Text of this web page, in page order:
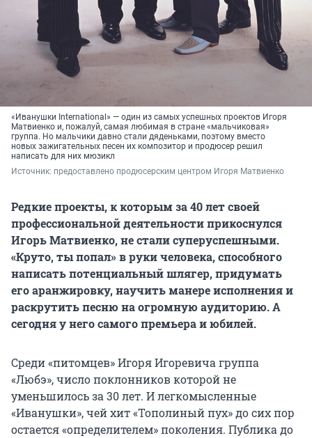
«Иванушки International» — один из самых успешных проектов Игоря
Матвиенко и, пожалуй, самая любимая в стране «мальчиковая»
группа. Но мальчики давно стали дяденьками, поэтому вместо
новых зажигательных песен их композитор и продюсер решил
написать для них мюзикл
Источник: предоставлено продюсерским центром Игоря Матвиенко
Редкие проекты, к которым за 40 лет своей
профессиональной деятельности прикоснулся
Игорь Матвиенко, не стали суперуспешными.
«Круто, ты попал» в руки человека, способного
написать потенциальный шлягер, придумать
его аранжировку, научить манере исполнения и
раскрутить песню на огромную аудиторию. А
сегодня у него самого премьера и юбилей.
Среди «питомцев» Игоря Игоревича группа
«Любэ», число поклонников которой не
уменьшилось за 30 лет. И легкомысленные
«Иванушки», чей хит «Тополиный пух» до сих пор
остается «определителем» поколения. Публика до